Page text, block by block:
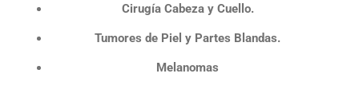
Cirugía Cabeza y Cuello.
Tumores de Piel y Partes Blandas.
Melanomas